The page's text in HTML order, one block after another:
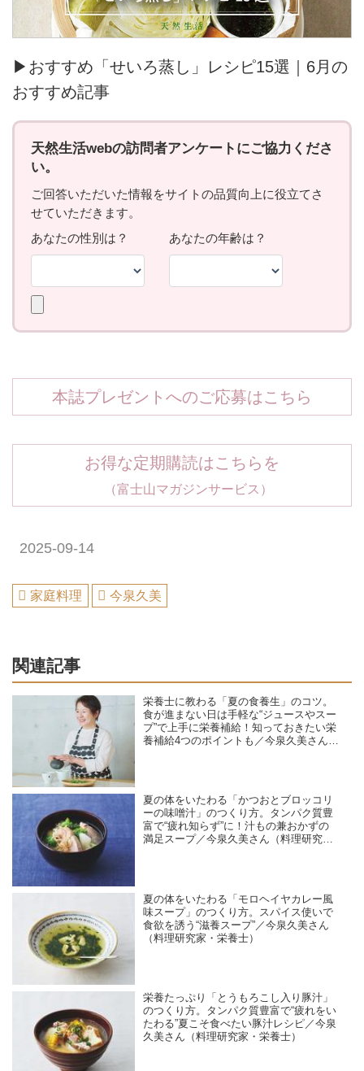
▶おすすめ「せいろ蒸し」レシピ15選｜6月の
おすすめ記事
本誌プレゼントへのご応募はこちら
お得な定期購読はこちらを
（富士山マガジンサービス）
2025-09-14
家庭料理 今泉久美
関連記事
栄養士に教わる「夏の食養生」のコツ。
食が進まない日は手軽な“ジュースやスー
プ”で上手に栄養補給！知っておきたい栄
養補給4つのポイントも／今泉久美さん
夏の体をいたわる「かつおとブロッコリ
ーの味噌汁」のつくり方。タンパク質豊
富で“疲れ知らず”に！汁もの兼おかずの
満足スープ／今泉久美さん（料理研究
夏の体をいたわる「モロヘイヤカレー風
味スープ」のつくり方。スパイス使いで
食欲を誘う“滋養スープ”／今泉久美さん
（料理研究家・栄養士）
栄養たっぷり「とうもろこし入り豚汁」
のつくり方。タンパク質豊富で“疲れをい
たわる”夏こそ食べたい豚汁レシピ／今泉
久美さん（料理研究家・栄養士）